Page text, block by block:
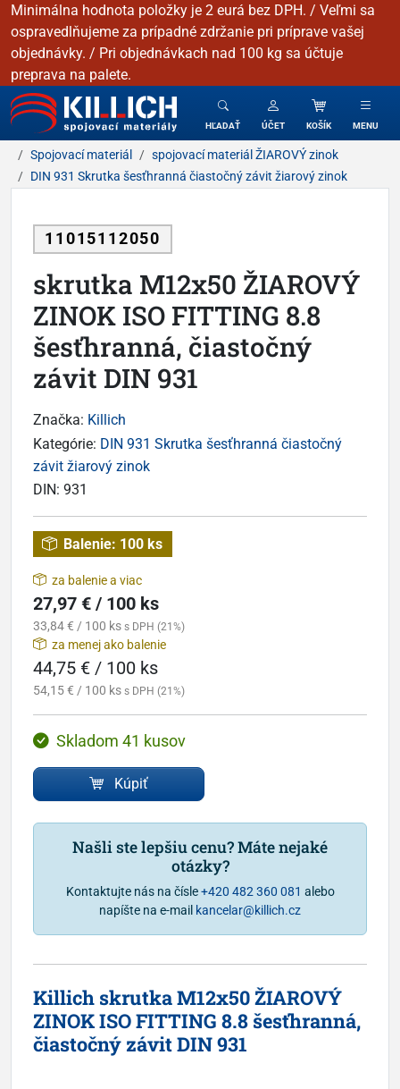
Minimálna hodnota položky je 2 eurá bez DPH. / Veľmi sa
ospravedlňujeme za prípadné zdržanie pri príprave vašej
objednávky. / Pri objednávkach nad 100 kg sa účtuje
preprava na palete.
KILLICH - Spojovacie materiály
HĽADAŤ ÚČET KOŠÍK MENU
Spojovací materiál
spojovací materiál ŽIAROVÝ zinok
DIN 931 Skrutka šesťhranná čiastočný závit žiarový zinok
11015112050
skrutka M12x50 ŽIAROVÝ
ZINOK ISO FITTING 8.8
šesťhranná, čiastočný
závit DIN 931
Značka: Killich
Kategórie: DIN 931 Skrutka šesťhranná čiastočný
závit žiarový zinok
DIN: 931
Balenie: 100 ks
za balenie a viac
27,97 € / 100 ks
33,84 € / 100 ks s DPH (21%)
za menej ako balenie
44,75 € / 100 ks
54,15 € / 100 ks s DPH (21%)
Skladom 41 kusov
Kúpiť
Našli ste lepšiu cenu? Máte nejaké
otázky?
Kontaktujte nás na čísle+420 482 360 081 alebo
napíšte na e-mail kancelar@killich.cz
Killich skrutka M12x50 ŽIAROVÝ
ZINOK ISO FITTING 8.8 šesťhranná,
čiastočný závit DIN 931